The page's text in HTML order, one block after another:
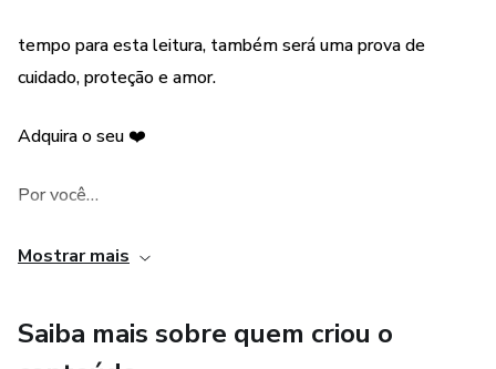
“O autocuidado cuida de mim com excelência, depois me
instiga a cuidar com amor em atos, palavras e ações as
tempo para esta leitura, também será uma prova de
cuidado, proteção e amor.
Adquira o seu ❤️
Por você…
Por seu casamento…
Mostrar mais
Saiba mais sobre quem criou o